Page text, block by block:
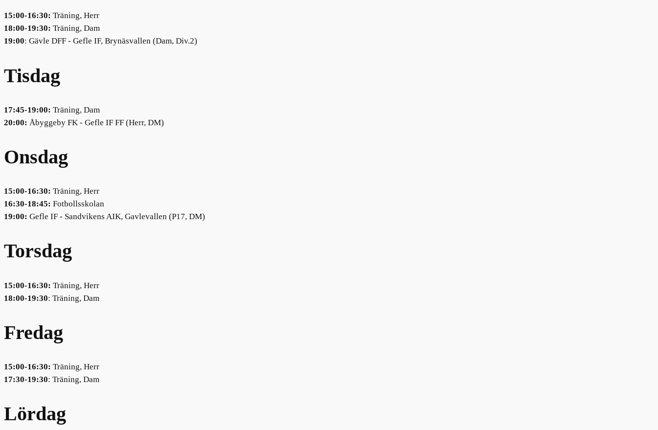
15:00-16:30: Träning, Herr
18:00-19:30: Träning, Dam
19:00: Gävle DFF - Gefle IF, Brynäsvallen (Dam, Div.2)
Tisdag
17:45-19:00: Träning, Dam
20:00: Åbyggeby FK - Gefle IF FF (Herr, DM)
Onsdag
15:00-16:30: Träning, Herr
16:30-18:45: Fotbollsskolan
19:00: Gefle IF - Sandvikens AIK, Gavlevallen (P17, DM)
Torsdag
15:00-16:30: Träning, Herr
18:00-19:30: Träning, Dam
Fredag
15:00-16:30: Träning, Herr
17:30-19:30: Träning, Dam
Lördag